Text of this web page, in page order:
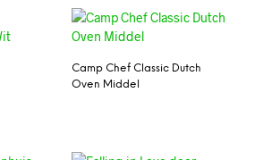
Camp Chef Classic Dutch
Oven Middel